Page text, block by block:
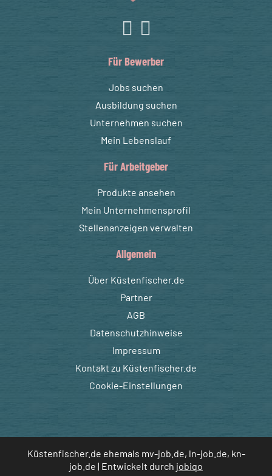
Für Bewerber
Jobs suchen
Ausbildung suchen
Unternehmen suchen
Mein Lebenslauf
Für Arbeitgeber
Produkte ansehen
Mein Unternehmensprofil
Stellenanzeigen verwalten
Allgemein
Über Küstenfischer.de
Partner
AGB
Datenschutzhinweise
Impressum
Kontakt zu Küstenfischer.de
Cookie-Einstellungen
Küstenfischer.de ehemals mv-job.de, ln-job.de, kn-
job.de | Entwickelt durch jobiqo